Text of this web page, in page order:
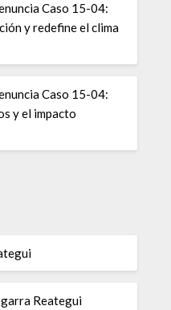
Caso 15-04:
y redefine el clima
Caso 15-04:
y el impacto
Reategui